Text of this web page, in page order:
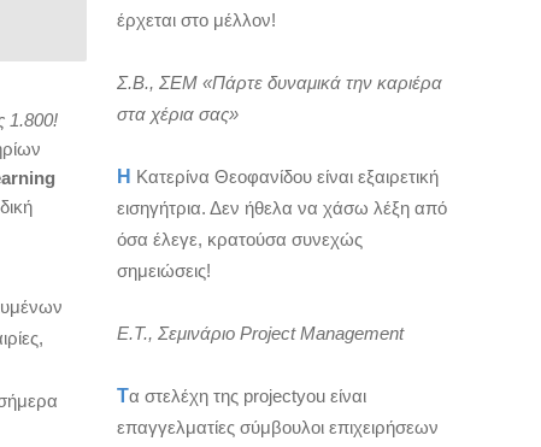
1.800!
έρχεται στο μέλλον!
Σ.Β., ΣΕΜ «Πάρτε δυναμικά την καριέρα
στα χέρια σας»
Η Κατερίνα Θεοφανίδου είναι εξαιρετική
εισηγήτρια. Δεν ήθελα να χάσω λέξη από
όσα έλεγε, κρατούσα συνεχώς
σημειώσεις!
Ε.Τ., Σεμινάριο Project Management
Τα στελέχη της projectyou είναι
επαγγελματίες σύμβουλοι επιχειρήσεων